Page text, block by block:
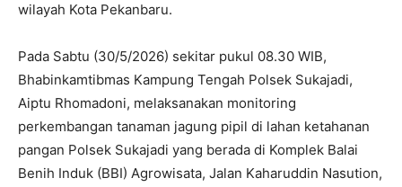
wilayah Kota Pekanbaru.
Pada Sabtu (30/5/2026) sekitar pukul 08.30 WIB,
Bhabinkamtibmas Kampung Tengah Polsek Sukajadi,
Aiptu Rhomadoni, melaksanakan monitoring
perkembangan tanaman jagung pipil di lahan ketahanan
pangan Polsek Sukajadi yang berada di Komplek Balai
Benih Induk (BBI) Agrowisata, Jalan Kaharuddin Nasution,